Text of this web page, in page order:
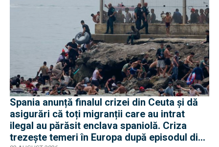
Spania anunță finalul crizei din Ceuta și dă
asigurări că toți migranții care au intrat
ilegal au părăsit enclava spaniolă. Criza
trezește temeri în Europa după episodul din